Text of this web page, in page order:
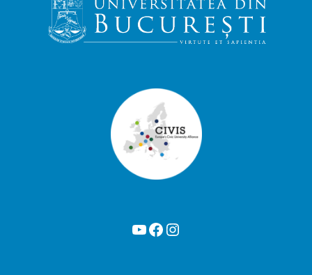
YouTube Facebook Instagram